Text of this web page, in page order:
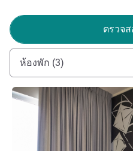
The ibis Styles
enjoy unique
hotel. Great value and an
get the most from their city
ฝ่ายบริหารโรงแรม
ตรวจ
ห้องพัก (3)
ดูรายละเอียด